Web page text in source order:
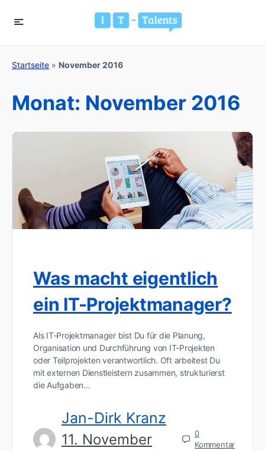
Startseite » November 2016
Monat: November 2016
Was macht eigentlich
ein IT-Projektmanager?
Als IT-Projektmanager bist Du für die Planung,
Organisation und Durchführung von IT-Projekten
oder Teilprojekten verantwortlich. Oft arbeitest Du
mit externen Dienstleistern zusammen, strukturierst
die Aufgaben…
Jan-Dirk Kranz
11. November
0
Kommentar